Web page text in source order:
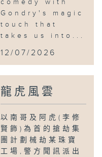
comedy with
Gondry's magic
touch that
takes us into...
12/07/2026
龍虎風雲
以南哥及阿虎(李修
賢飾)為首的搶劫集
團計劃械劫某珠寶
工場,警方聞訊派出